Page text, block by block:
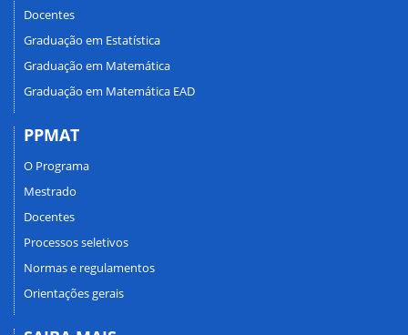
Docentes
Graduação em Estatística
Graduação em Matemática
Graduação em Matemática EAD
PPMAT
O Programa
Mestrado
Docentes
Processos seletivos
Normas e regulamentos
Orientações gerais